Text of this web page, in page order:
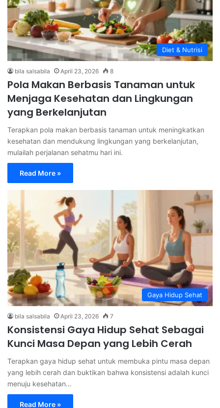
Diet & Nutrisi
bila salsabila April 23, 2026 8
Pola Makan Berbasis Tanaman untuk
Menjaga Kesehatan dan Lingkungan
yang Berkelanjutan
Terapkan pola makan berbasis tanaman untuk meningkatkan
kesehatan dan mendukung lingkungan yang berkelanjutan,
mulailah perjalanan sehatmu hari ini.
Read More »
Gaya Hidup Sehat
bila salsabila April 23, 2026 7
Konsistensi Gaya Hidup Sehat Sebagai
Kunci Masa Depan yang Lebih Cerah
Terapkan gaya hidup sehat untuk membuka pintu masa depan
yang lebih cerah dan buktikan bahwa konsistensi adalah kunci
menuju kesehatan…
Read More »